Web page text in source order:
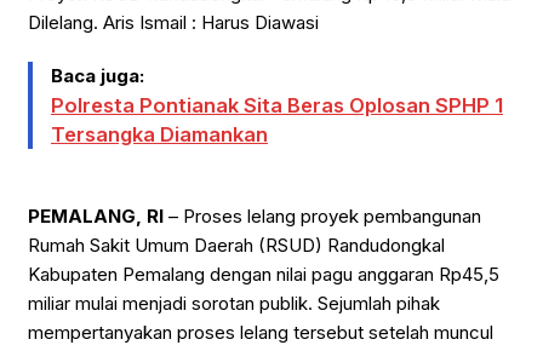
Dilelang. Aris Ismail : Harus Diawasi
Baca juga:
Polresta Pontianak Sita Beras Oplosan SPHP 1
Tersangka Diamankan
PEMALANG, RI – Proses lelang proyek pembangunan
Rumah Sakit Umum Daerah (RSUD) Randudongkal
Kabupaten Pemalang dengan nilai pagu anggaran Rp45,5
miliar mulai menjadi sorotan publik. Sejumlah pihak
mempertanyakan proses lelang tersebut setelah muncul